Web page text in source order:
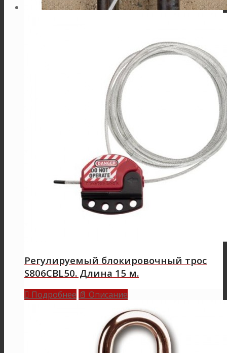
Регулируемый блокировочный трос
S806CBL50. Длина 15 м.
 Подробнее 📄 Описание